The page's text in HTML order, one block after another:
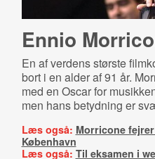
Ennio
En af verdens største
bort i en alder af 91 år.
med en Oscar for
men hans betydning er
Læs også: Morricone
København
Læs også: Til eksamen i